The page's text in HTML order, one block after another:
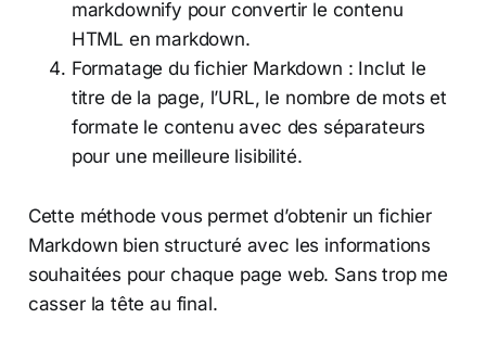
markdownify pour convertir le contenu
HTML en markdown.
Formatage du fichier Markdown : Inclut le
titre de la page, l’URL, le nombre de mots et
formate le contenu avec des séparateurs
pour une meilleure lisibilité.
Cette méthode vous permet d’obtenir un fichier
Markdown bien structuré avec les informations
souhaitées pour chaque page web. Sans trop me
casser la tête au final.